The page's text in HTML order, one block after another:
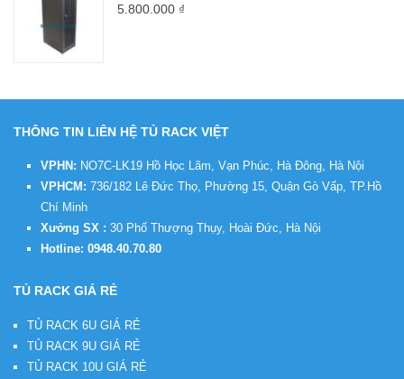
5.800.000 ₫
THÔNG TIN LIÊN HỆ TỦ RACK VIỆT
VPHN: NO7C-LK19 Hồ Học Lãm, Vạn Phúc, Hà Đông, Hà Nội
VPHCM: 736/182 Lê Đức Thọ, Phường 15, Quận Gò Vấp, TP.Hồ
Chí Minh
Xưởng SX : 30 Phố Thượng Thụy, Hoài Đức, Hà Nội
Hotline: 0948.40.70.80
TỦ RACK GIÁ RẺ
TỦ RACK 6U GIÁ RẺ
TỦ RACK 9U GIÁ RẺ
TỦ RACK 10U GIÁ RẺ